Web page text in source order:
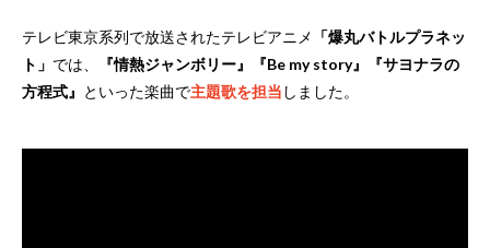
テレビ東京系列で放送されたテレビアニメ 「爆丸バトルプラネッ
ト」 では、
『情熱ジャンボリー』『Be my story』『サヨナラの
方程式』 といった楽曲で主題歌を担当 しました。